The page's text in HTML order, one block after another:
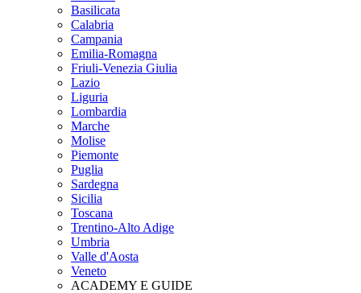
Basilicata
Calabria
Campania
Emilia-Romagna
Friuli-Venezia Giulia
Lazio
Liguria
Lombardia
Marche
Molise
Piemonte
Puglia
Sardegna
Sicilia
Toscana
Trentino-Alto Adige
Umbria
Valle d'Aosta
Veneto
ACADEMY E GUIDE